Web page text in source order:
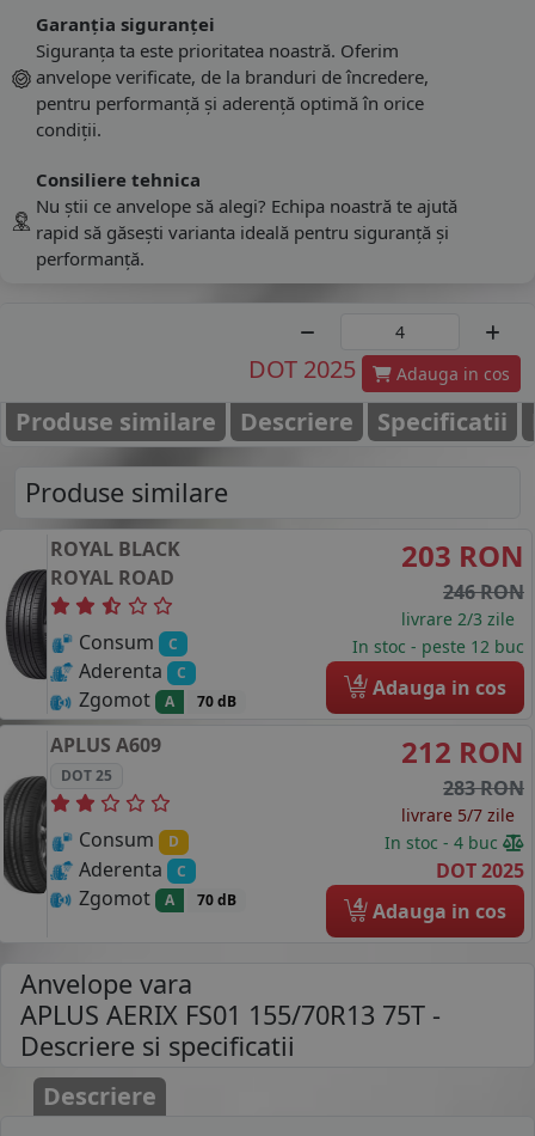
Garanția siguranței
Siguranța ta este prioritatea noastră. Oferim
anvelope verificate, de la branduri de încredere,
pentru performanță și aderență optimă în orice
condiții.
Consiliere tehnica
Nu știi ce anvelope să alegi? Echipa noastră te ajută
rapid să găsești varianta ideală pentru siguranță și
performanță.
DOT 2025 Adauga in cos
Produse similare Descriere Specificatii
Produse similare
ROYAL BLACK
ROYAL ROAD
Consum C
Aderenta C
Zgomot A 70 dB
203 RON
246 RON
livrare 2/3 zile
In stoc - peste 12 buc
4 Adauga in cos
APLUS A609
DOT 25
Consum D
Aderenta C
Zgomot A 70 dB
212 RON
283 RON
livrare 5/7 zile
In stoc - 4 buc
DOT 2025
4 Adauga in cos
Anvelope vara
APLUS AERIX FS01 155/70R13 75T -
Descriere si specificatii
Descriere